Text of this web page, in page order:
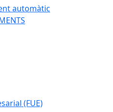
automàtic
(FUE)